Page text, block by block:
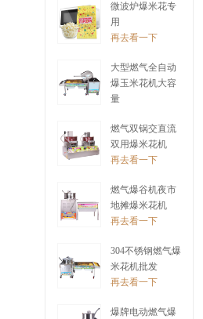
微波炉爆米花专
用
再去看一下
大型燃气全自动
爆玉米花机大容
量
燃气双锅交直流
双用爆米花机
再去看一下
燃气爆谷机夜市
地摊爆米花机
再去看一下
304不锈钢燃气爆
米花机批发
再去看一下
爆牌电动燃气爆